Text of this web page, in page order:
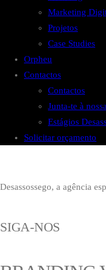
Marketing
Projetos
Case Studies
Orpheu
Contactos
Contactos
Junta-te à
Estágios
Solicitar orçamento
Desassossego, a agência
SIGA-NOS